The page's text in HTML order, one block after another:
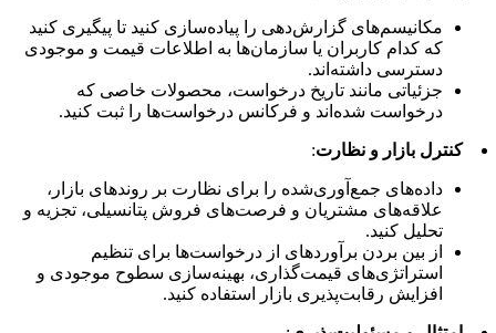
مکانیسم‌های گزارش‌دهی را پیاده‌سازی کنید تا پیگیری کنید
که کدام کاربران یا سازمان‌ها به اطلاعات قیمت و موجودی
دسترسی داشته‌اند.
جزئیاتی مانند تاریخ درخواست، محصولات خاصی که
درخواست شده‌اند و فرکانس درخواست‌ها را ثبت کنید.
کنترل بازار و نظارت:
داده‌های جمع‌آوری‌شده را برای نظارت بر روندهای بازار،
علاقه‌های مشتریان و فرصت‌های فروش پتانسیلی، تجزیه و
تحلیل کنید.
از بین بردن برآوردهای از درخواست‌ها برای تنظیم
استراتژی‌های قیمت‌گذاری، بهینه‌سازی سطوح موجودی و
افزایش رقابت‌پذیری بازار استفاده کنید.